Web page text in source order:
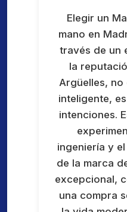
Elegir un
mano en
través de un
la
Argüelles, no
inteligente,
intenciones.
ingeniería y
de la marca
excepcional,
una compra